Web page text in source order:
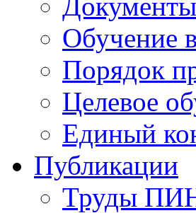
Обучение
Порядок
Целевое
Единый
Публикации
Труды